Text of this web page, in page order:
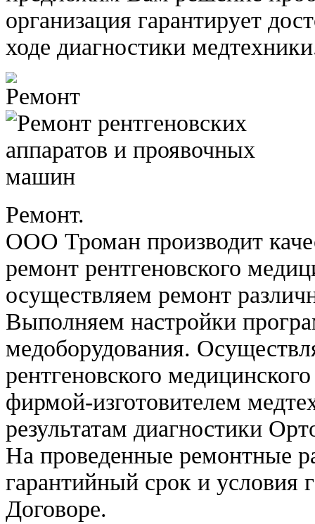
организация гарантирует
ходе диагностики
Ремонт.
ООО Троман производит
ремонт рентгеновского
осуществляем ремонт
Выполняем настройки
медоборудования.
рентгеновского
фирмой-изготовителем
результатам диагностики
На проведенные ремонтные
гарантийный срок и условия
Договоре.